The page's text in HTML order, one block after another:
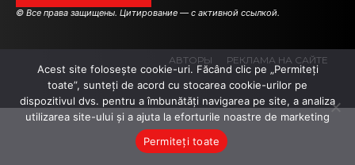
© Все права защищены. Цитирование — с активной ссылкой.
АВТОРЫ РЕКЛАМА НА САЙТЕ
Acest site folosește cookie-uri. Făcând clic pe „Permiteți
toate”, sunteți de acord cu stocarea cookie-urilor pe
dispozitivul dvs. pentru a îmbunătăți navigarea pe site, a analiza
utilizarea site-ului și a ajuta la eforturile noastre de marketing
Permiteți toate